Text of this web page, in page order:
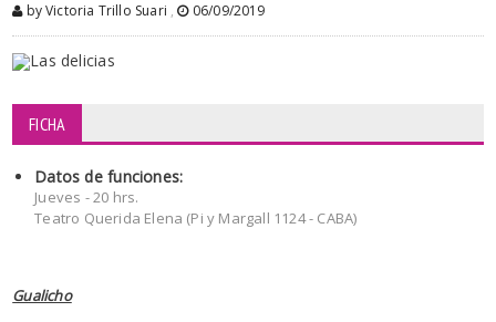
by Victoria Trillo Suari , 06/09/2019
FICHA
Datos de funciones:
Jueves - 20 hrs.
Teatro Querida Elena (Pi y Margall 1124 - CABA)
Gualicho